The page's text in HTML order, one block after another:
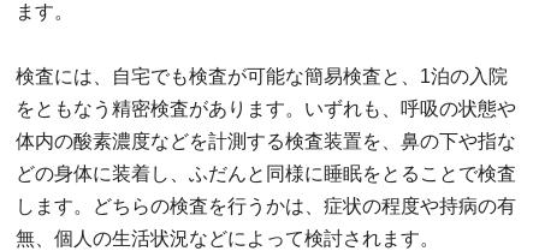
ます。
検査には、自宅でも検査が可能な簡易検査と、1泊の入院
をともなう精密検査があります。いずれも、呼吸の状態や
体内の酸素濃度などを計測する検査装置を、鼻の下や指な
どの身体に装着し、ふだんと同様に睡眠をとることで検査
します。どちらの検査を行うかは、症状の程度や持病の有
無、個人の生活状況などによって検討されます。